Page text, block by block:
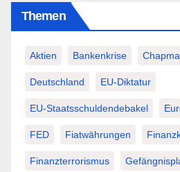
Themen
Aktien Bankenkrise
Deutschland EU-Diktatur
EU-Staatsschuldendebakel
FED Fiatwährungen
Finanzterrorismus